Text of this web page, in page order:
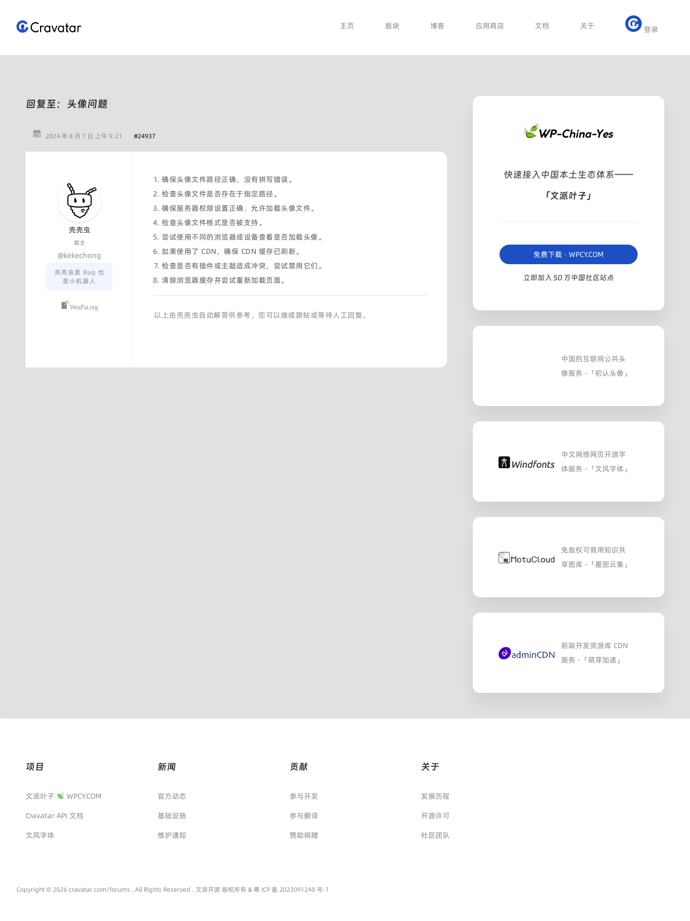
主页 版块 博客 应用商店 文档 关于 登录
回复至：头像问题
2024 年 8 月 7 日 上午 9:21 #24937
壳壳虫
版主
@kekechong
壳壳虫是 Bug 也
是小机器人
WenPai.org
确保头像文件路径正确，没有拼写错误。
检查头像文件是否存在于指定路径。
确保服务器权限设置正确，允许加载头像文件。
检查头像文件格式是否被支持。
尝试使用不同的浏览器或设备查看是否加载头像。
如果使用了 CDN，确保 CDN 缓存已刷新。
检查是否有插件或主题造成冲突，尝试禁用它们。
清除浏览器缓存并尝试重新加载页面。
以上由壳壳虫自动解答供参考，您可以继续跟帖或等待人工回复。
快速接入中国本土生态体系——
「文派叶子」
免费下载 · WPCY.COM
立即加入 50 万中国社区站点
中国的互联网公共头
像服务 -「初认头像」
中文网络网页开源字
体服务 -「文风字体」
免版权可商用知识共
享图库 -「墨图云集」
前端开发资源库 CDN
服务 -「萌芽加速」
项目
文派叶子
WPCY.COM
Cravatar API 文档
文风字体
新闻
官方动态
基础设施
维护通知
贡献
参与开发
参与翻译
赞助捐赠
关于
发展历程
开源许可
社区团队
Copyright © 2026 cravatar.com/forums , All Rights Reserved . 文派开源 版权所有 &粤 ICP 备 2023091240 号-1